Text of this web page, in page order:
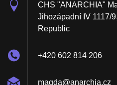
CHS "ANARCHIA"
Jihozápadní IV 1117/
Republic
+420 602 814 206
magda@anarchia.cz